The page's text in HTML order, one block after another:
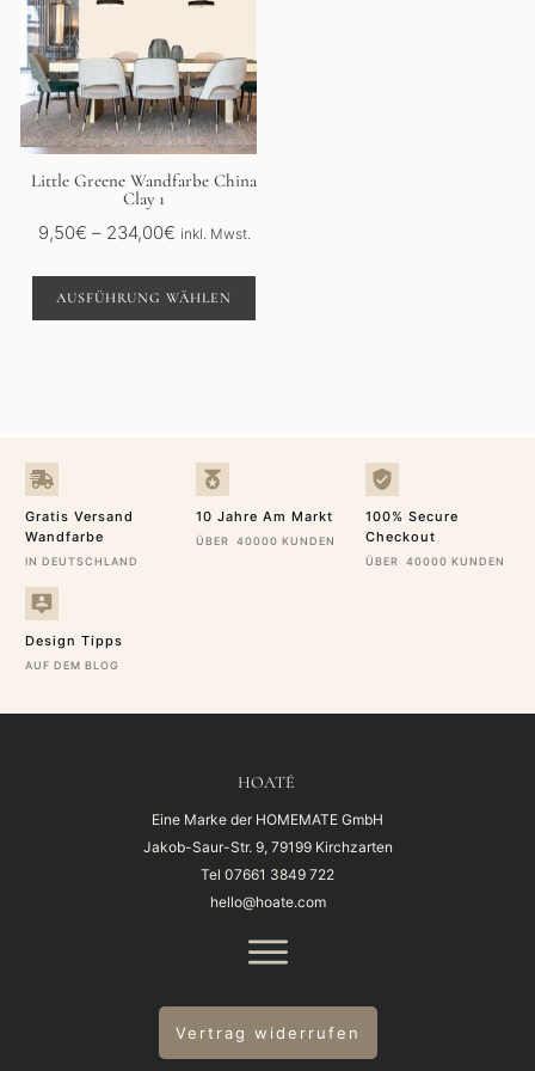
Little Greene Wandfarbe China
Clay 1
9,50€ – 234,00€Preisspanne:
bis
234,00€
inkl. Mwst.
AUSFÜHRUNG WÄHLEN
auf.
Optionen
können
auf
der
Produktseite
gewählt
Gratis Versand
Wandfarbe
IN DEUTSCHLAND
10 Jahre Am Markt
ÜBER 40000 KUNDEN
100% Secure
Checkout
ÜBER 40000 KUNDEN
Design Tipps
AUF DEM BLOG
HOATÉ
Eine Marke der HOMEMATE GmbH
Jakob-Saur-Str. 9, 79199 Kirchzarten
Tel 07661 3849 722
hello@hoate.com
Vertrag widerrufen